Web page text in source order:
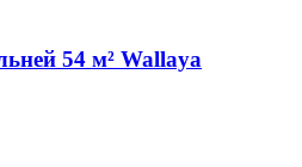
54 м² Wallaya